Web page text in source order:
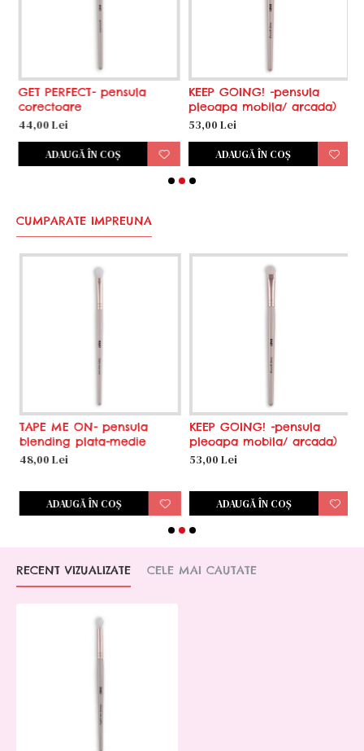
GET PERFECT- pensula
corectoare
44,00 Lei
ADAUGĂ ÎN COŞ
KEEP GOING! -pensula
pleoapa mobila/ arcada)
53,00 Lei
ADAUGĂ ÎN COŞ
CUMPARATE IMPREUNA
TAPE ME ON- pensula
blending plata-medie
48,00 Lei
ADAUGĂ ÎN COŞ
KEEP GOING! -pensula
pleoapa mobila/ arcada)
53,00 Lei
ADAUGĂ ÎN COŞ
RECENT VIZUALIZATE CELE MAI CAUTATE